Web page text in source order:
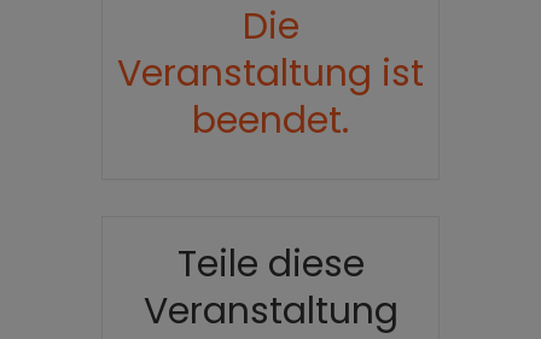
Die
Veranstaltung ist
beendet.
Teile diese
Veranstaltung